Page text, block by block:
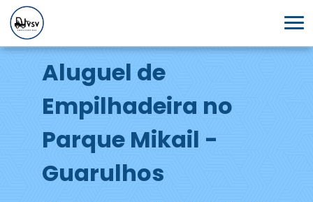
Aluguel de
Empilhadeira no
Parque Mikail -
Guarulhos